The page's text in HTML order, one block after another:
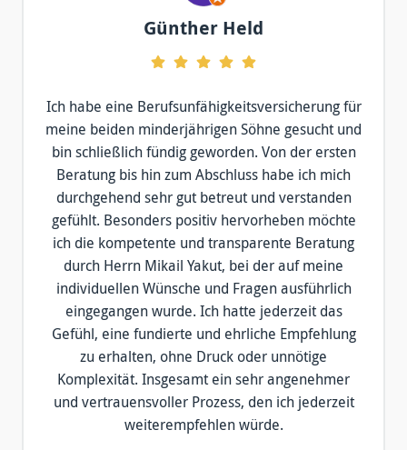
Günther Held
Ich habe eine Berufsunfähigkeitsversicherung für
meine beiden minderjährigen Söhne gesucht und
bin schließlich fündig geworden. Von der ersten
Beratung bis hin zum Abschluss habe ich mich
durchgehend sehr gut betreut und verstanden
gefühlt. Besonders positiv hervorheben möchte
ich die kompetente und transparente Beratung
durch Herrn Mikail Yakut, bei der auf meine
individuellen Wünsche und Fragen ausführlich
eingegangen wurde. Ich hatte jederzeit das
Gefühl, eine fundierte und ehrliche Empfehlung
zu erhalten, ohne Druck oder unnötige
Komplexität. Insgesamt ein sehr angenehmer
und vertrauensvoller Prozess, den ich jederzeit
weiterempfehlen würde.